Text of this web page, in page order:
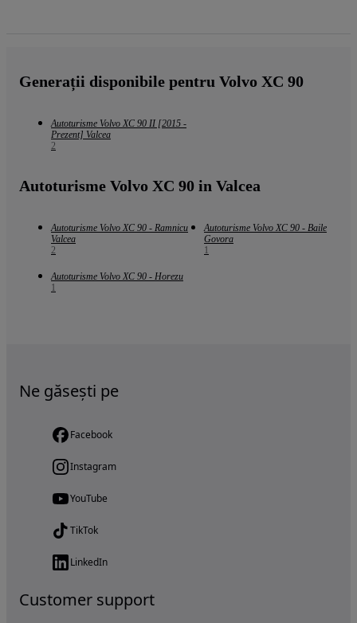
Generații disponibile pentru Volvo XC 90
Autoturisme Volvo XC 90 II [2015 -
Prezent] Valcea
2
Autoturisme Volvo XC 90 in Valcea
Autoturisme Volvo XC 90 - Ramnicu
Valcea
2
Autoturisme Volvo XC 90 - Baile
Govora
1
Autoturisme Volvo XC 90 - Horezu
1
Ne găsești pe
Facebook
Instagram
YouTube
TikTok
LinkedIn
Customer support